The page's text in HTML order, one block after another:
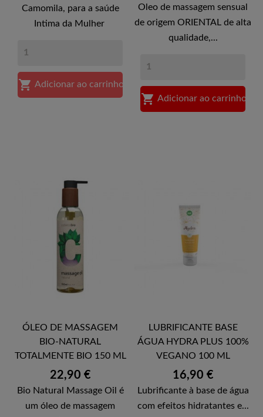
Camomila, para a saúde
Intima da Mulher
 Adicionar ao carrinho
Oleo de massagem sensual
de origem ORIENTAL de alta
qualidade,...
 Adicionar ao carrinho
ÓLEO DE MASSAGEM
BIO-NATURAL
TOTALMENTE BIO 150 ML
Preço
22,90 €
Bio Natural Massage Oil é
um óleo de massagem
LUBRIFICANTE BASE
ÁGUA HYDRA PLUS 100%
VEGANO 100 ML
Preço
16,90 €
Lubrificante à base de água
com efeitos hidratantes e...